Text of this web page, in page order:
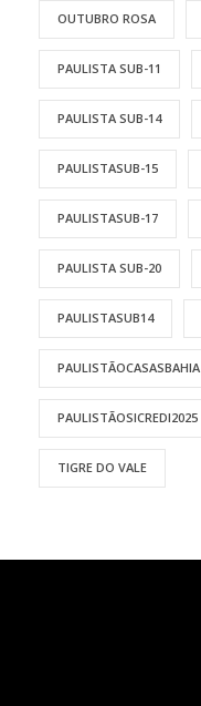
OUTUBRO ROSA
PAULISTA SUB-11
PAULISTA SUB-14
PAULISTASUB-15
PAULISTASUB-17
PAULISTA SUB-20
PAULISTASUB14
PAULISTÃOCASASBAHIA
PAULISTÃOSICREDI2025
TIGRE DO VALE